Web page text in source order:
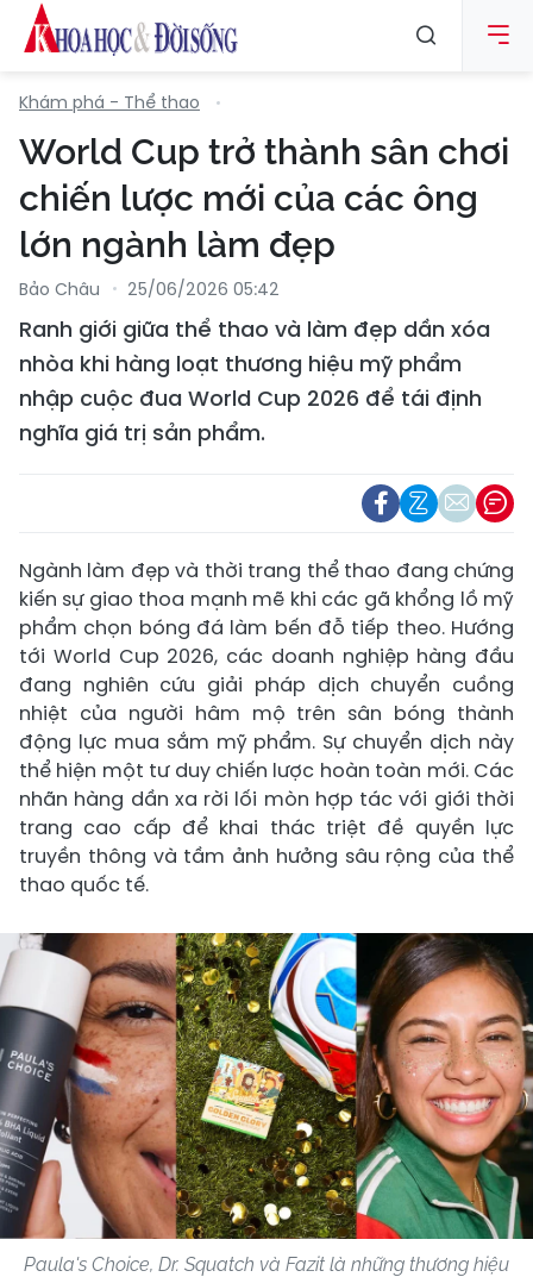
Khám phá - Thể thao
World Cup trở thành sân chơi
chiến lược mới của các ông
lớn ngành làm đẹp
Bảo Châu 25/06/2026 05:42
Ranh giới giữa thể thao và làm đẹp dần xóa
nhòa khi hàng loạt thương hiệu mỹ phẩm
nhập cuộc đua World Cup 2026 để tái định
nghĩa giá trị sản phẩm.
Ngành làm đẹp và thời trang thể thao đang chứng
kiến sự giao thoa mạnh mẽ khi các gã khổng lồ mỹ
phẩm chọn bóng đá làm bến đỗ tiếp theo. Hướng
tới World Cup 2026, các doanh nghiệp hàng đầu
đang nghiên cứu giải pháp dịch chuyển cuồng
nhiệt của người hâm mộ trên sân bóng thành
động lực mua sắm mỹ phẩm. Sự chuyển dịch này
thể hiện một tư duy chiến lược hoàn toàn mới. Các
nhãn hàng dần xa rời lối mòn hợp tác với giới thời
trang cao cấp để khai thác triệt đề quyền lực
truyền thông và tầm ảnh hưởng sâu rộng của thể
thao quốc tế.
Paula's Choice, Dr. Squatch và Fazit là những thương hiệu